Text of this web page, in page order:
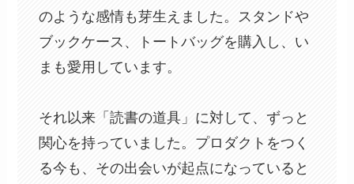
のような感情も芽生えました。スタンドや
ブックケース、トートバッグを購入し、い
まも愛用しています。
それ以来「読書の道具」に対して、ずっと
関心を持っていました。プロダクトをつく
る今も、その出会いが起点になっていると